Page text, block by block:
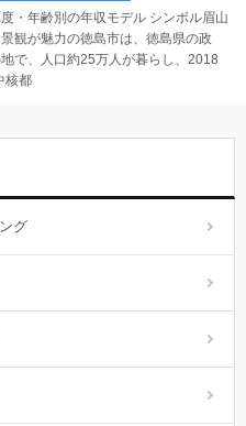
・年齢別の年収モデル シンボル眉山
観が魅力の徳島市は、徳島県の政
で、人口約25万人が暮らし、2018
核都
グ